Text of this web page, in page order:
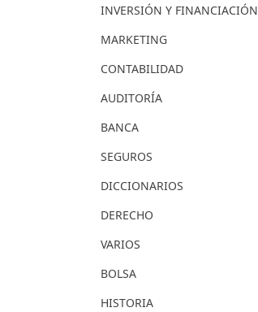
INVERSIÓN Y FINANCIACIÓN
MARKETING
CONTABILIDAD
AUDITORÍA
BANCA
SEGUROS
DICCIONARIOS
DERECHO
VARIOS
BOLSA
HISTORIA